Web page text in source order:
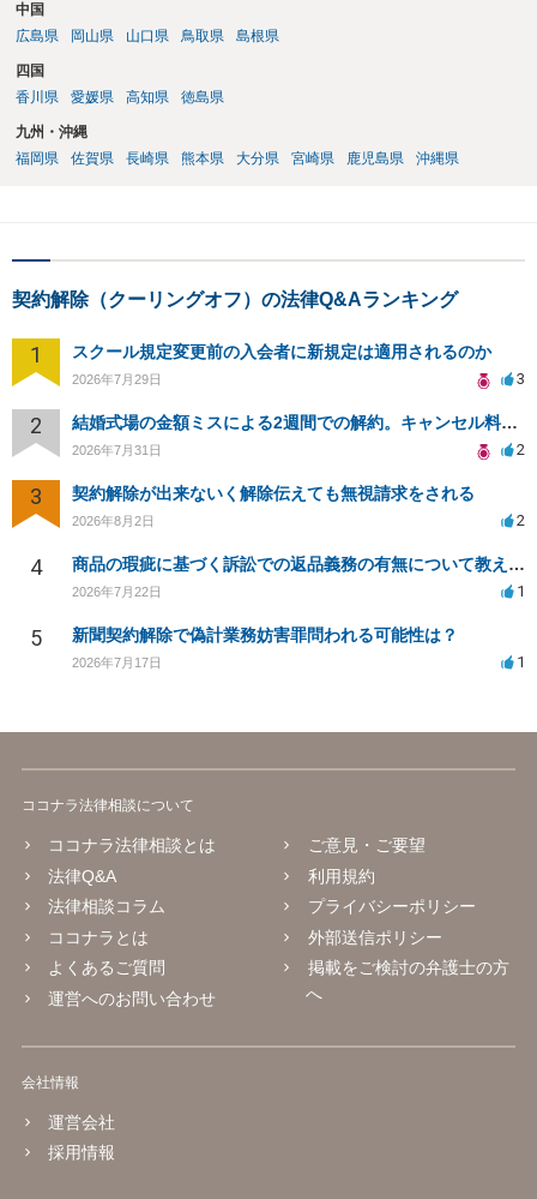
中国
広島県
岡山県 山口県 鳥取県 島根県
四国
香川県
愛媛県 高知県 徳島県
九州・沖縄
福岡県
佐賀県 長崎県 熊本県 大分県 宮崎県 鹿児島県 沖縄県
契約解除（クーリングオフ）の法律Q&Aランキング
1 スクール規定変更前の入会者に新規定は適用されるのか
2026年7月29日 3
2 結婚式場の金額ミスによる2週間での解約。キャンセル料10万円の免除は可能か。
2026年7月31日 2
3 契約解除が出来ないく解除伝えても無視請求をされる
2026年8月2日 2
4 商品の瑕疵に基づく訴訟での返品義務の有無について教えてください
2026年7月22日 1
5 新聞契約解除で偽計業務妨害罪問われる可能性は？
2026年7月17日 1
ココナラ法律相談について
ココナラ法律相談とは
法律Q&A
法律相談コラム
ココナラとは
よくあるご質問
運営へのお問い合わせ
ご意見・ご要望
利用規約
プライバシーポリシー
外部送信ポリシー
掲載をご検討の弁護士の方
へ
会社情報
運営会社
採用情報